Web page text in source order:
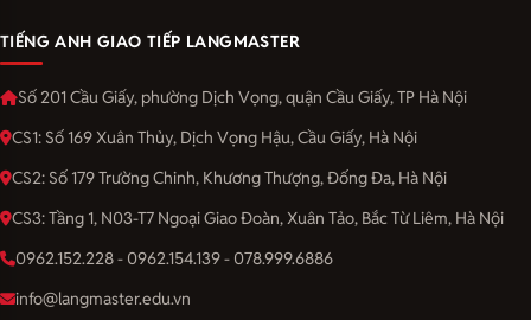
TIẾNG ANH GIAO TIẾP LANGMASTER
Số 201 Cầu Giấy, phường Dịch Vọng, quận Cầu Giấy, TP Hà Nội
CS1: Số 169 Xuân Thủy, Dịch Vọng Hậu, Cầu Giấy, Hà Nội
CS2: Số 179 Trường Chinh, Khương Thượng, Đống Đa, Hà Nội
CS3: Tầng 1, N03-T7 Ngoại Giao Đoàn, Xuân Tảo, Bắc Từ Liêm, Hà Nội
0962.152.228 - 0962.154.139 - 078.999.6886
info@langmaster.edu.vn